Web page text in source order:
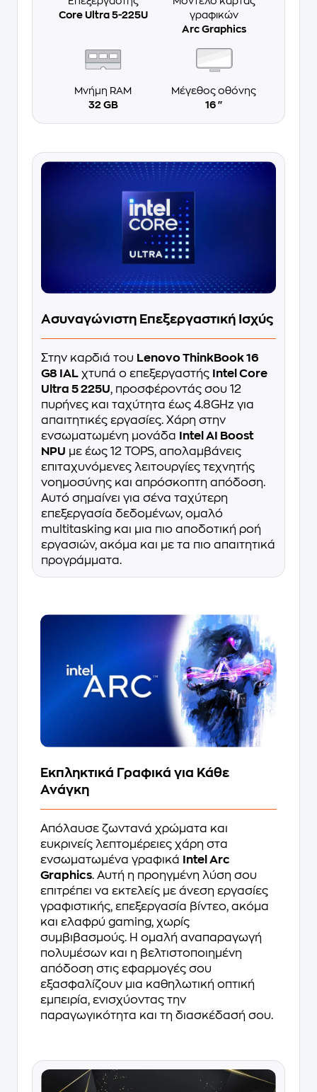
Core Ultra 5-225U
γραφικών
Arc Graphics
Μνήμη RAM
32 GB
Μέγεθος οθόνης
16 ''
Ασυναγώνιστη Επεξεργαστική Ισχύς
Στην καρδιά του Lenovo ThinkBook 16
G8 IAL χτυπά ο επεξεργαστής
Intel Core
Ultra 5 225U, προσφέροντάς σου 12
πυρήνες και ταχύτητα έως 4.8GHz για
απαιτητικές εργασίες. Χάρη στην
ενσωματωμένη μονάδα
Intel AI Boost
NPU με έως 12 TOPS, απολαμβάνεις
επιταχυνόμενες λειτουργίες τεχνητής
νοημοσύνης και απρόσκοπτη απόδοση.
Αυτό σημαίνει για σένα ταχύτερη
επεξεργασία δεδομένων, ομαλό
multitasking και μια πιο αποδοτική ροή
εργασιών, ακόμα και με τα πιο απαιτητικά
προγράμματα.
Εκπληκτικά Γραφικά για Κάθε
Ανάγκη
Απόλαυσε ζωντανά χρώματα και
ευκρινείς λεπτομέρειες χάρη στα
ενσωματωμένα γραφικά
Intel Arc
Graphics. Αυτή η προηγμένη λύση σου
επιτρέπει να εκτελείς με άνεση εργασίες
γραφιστικής, επεξεργασία βίντεο, ακόμα
και ελαφρύ gaming, χωρίς
συμβιβασμούς. Η ομαλή αναπαραγωγή
πολυμέσων και η βελτιστοποιημένη
απόδοση στις εφαρμογές σου
εξασφαλίζουν μια καθηλωτική οπτική
εμπειρία, ενισχύοντας την
παραγωγικότητα και τη διασκέδασή σου.